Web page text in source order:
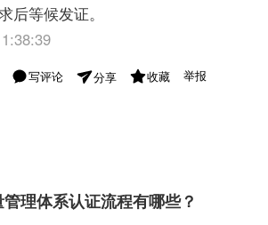
后等候发证。
写评论 分享 收藏 举报
理体系认证流程有哪些？